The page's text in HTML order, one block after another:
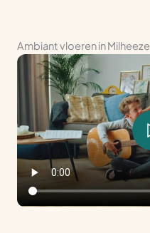
Ambiant vloeren in Milheeze